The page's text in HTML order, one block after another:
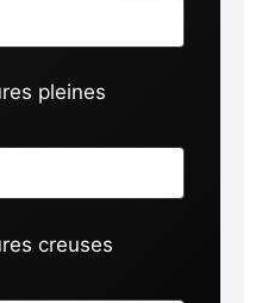
pleines
creuses